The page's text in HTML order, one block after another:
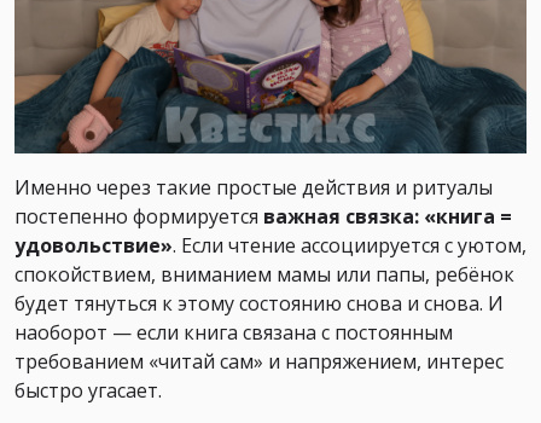
Именно через такие простые действия и ритуалы
постепенно формируется важная связка: «книга =
удовольствие». Если чтение ассоциируется с уютом,
спокойствием, вниманием мамы или папы, ребёнок
будет тянуться к этому состоянию снова и снова. И
наоборот — если книга связана с постоянным
требованием «читай сам» и напряжением, интерес
быстро угасает.